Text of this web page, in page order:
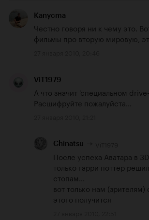
Kanycma
Честно говоря ни к чему это.
фильмы про вторую мировую,
ViT1979
А что значит 'специальном
Расшифруйте пожалуйста...
Chinatsu
После успеха Аватара в
только гарри поттер
стопам...
вот только нам (зрителям)
этого получится